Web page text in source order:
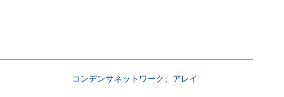
コンデンサネットワーク、アレイ